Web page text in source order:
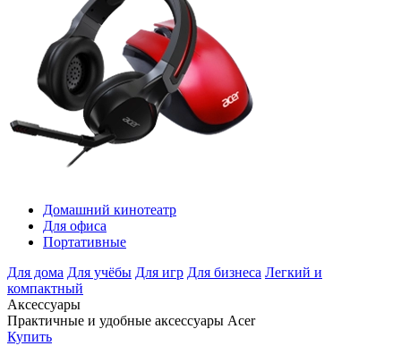
Домашний кинотеатр
Для офиса
Портативные
Для дома Для учёбы Для игр Для бизнеса Легкий и
компактный
Аксессуары
Практичные и удобные аксессуары Acer
Купить